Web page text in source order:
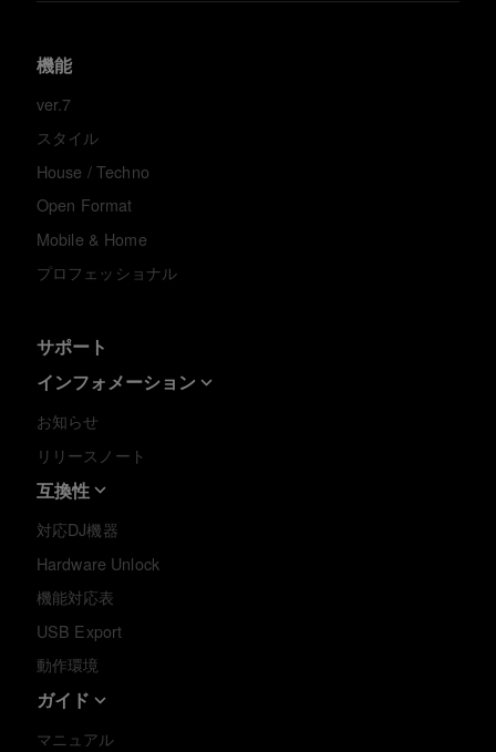
機能
ver.7
スタイル
House / Techno
Open Format
Mobile & Home
プロフェッショナル
サポート
インフォメーション
お知らせ
リリースノート
互換性
対応DJ機器
Hardware Unlock
機能対応表
USB Export
動作環境
ガイド
マニュアル